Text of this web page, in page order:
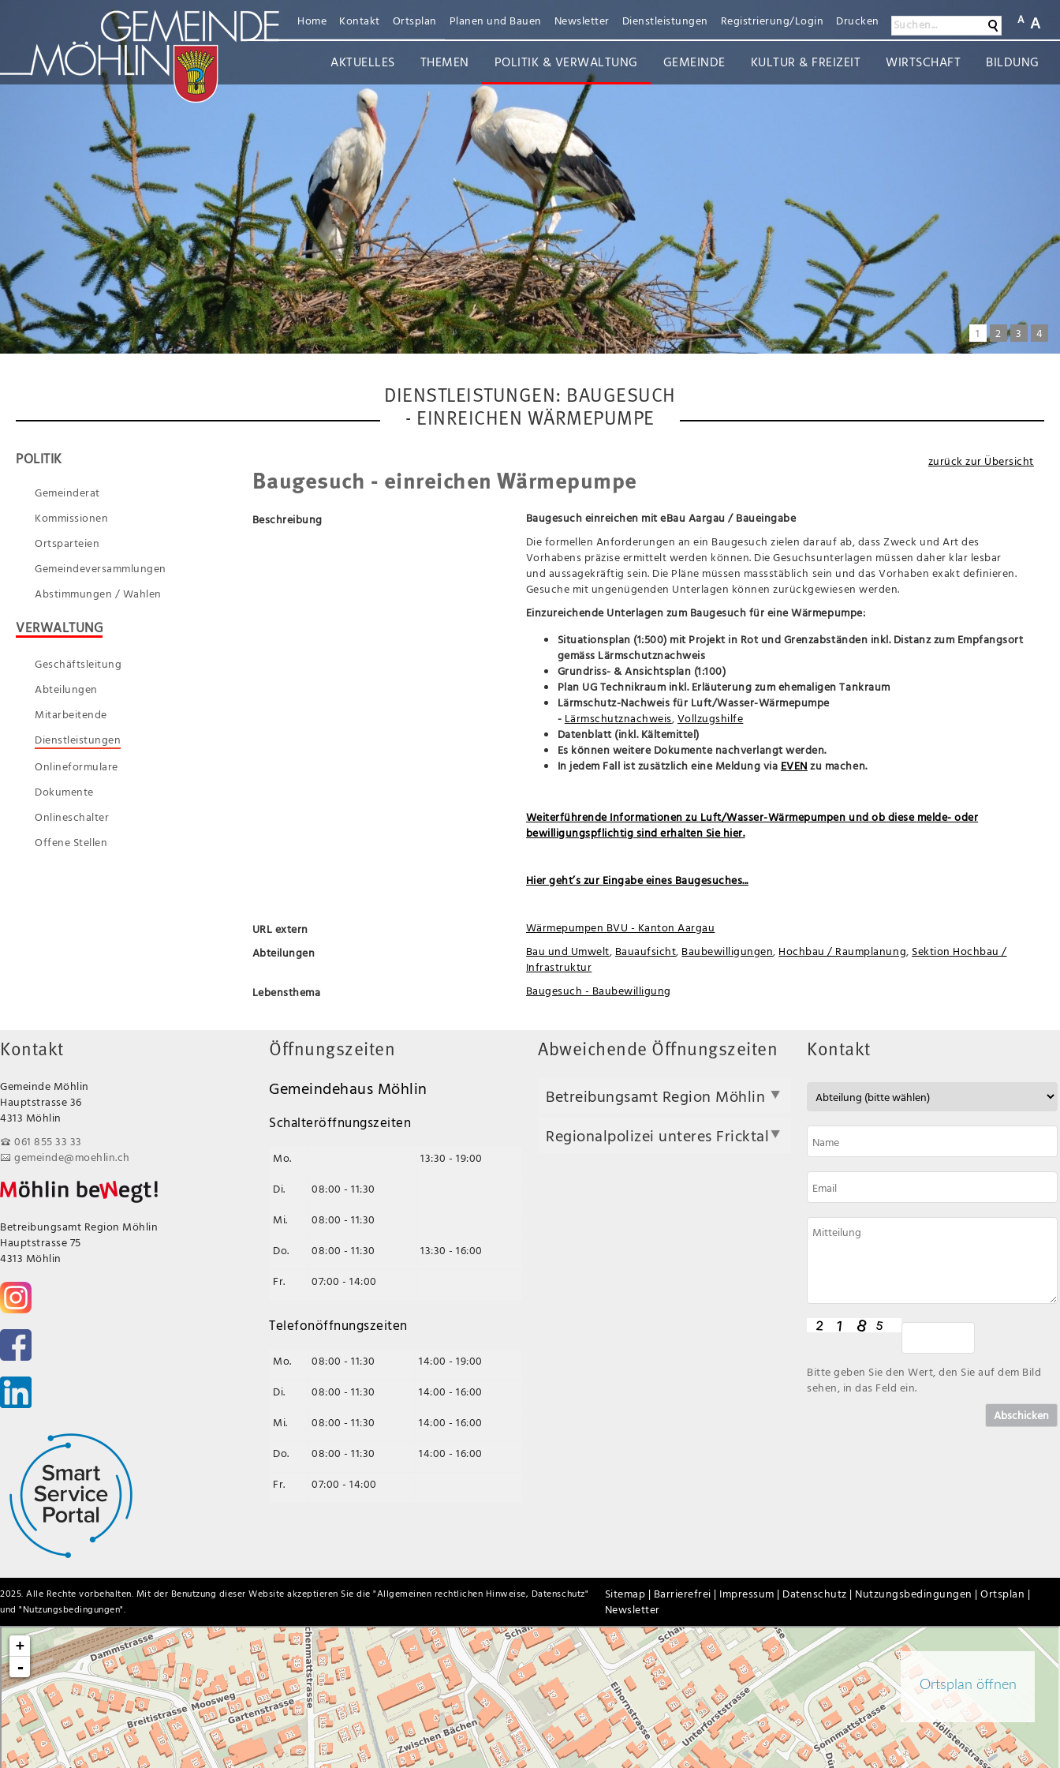
A A
Suchen...
Home Kontakt Ortsplan Planen und Bauen Newsletter Dienstleistungen Registrierung/Login DruckenSuchen
AKTUELLES THEMEN POLITIK & VERWALTUNG GEMEINDE KULTUR & FREIZEIT WIRTSCHAFT BILDUNG
1 2 3 4
DIENSTLEISTUNGEN: BAUGESUCH
- EINREICHEN WÄRMEPUMPE
POLITIK
Gemeinderat
Kommissionen
Ortsparteien
Gemeindeversammlungen
Abstimmungen / Wahlen
VERWALTUNG
Geschäftsleitung
Abteilungen
Mitarbeitende
Dienstleistungen
Onlineformulare
Dokumente
Onlineschalter
Offene Stellen
zurück zur Übersicht
Baugesuch - einreichen Wärmepumpe
Beschreibung
Baugesuch einreichen mit eBau Aargau / Baueingabe
Die formellen Anforderungen an ein Baugesuch zielen darauf ab, dass Zweck und Art des
Vorhabens präzise ermittelt werden können. Die Gesuchsunterlagen müssen daher klar lesbar
und aussagekräftig sein. Die Pläne müssen massstäblich sein und das Vorhaben exakt definieren.
Gesuche mit ungenügenden Unterlagen können zurückgewiesen werden.
Einzureichende Unterlagen zum Baugesuch für eine Wärmepumpe:
Situationsplan (1:500) mit Projekt in Rot und Grenzabständen inkl. Distanz zum Empfangsort
gemäss Lärmschutznachweis
Grundriss- & Ansichtsplan (1:100)
Plan UG Technikraum inkl. Erläuterung zum ehemaligen Tankraum
Lärmschutz-Nachweis für Luft/Wasser-Wärmepumpe
- Lärmschutznachweis,Vollzugshilfe
Datenblatt (inkl. Kältemittel)
Es können weitere Dokumente nachverlangt werden.
In jedem Fall ist zusätzlich eine Meldung via EVENzu machen.
Weiterführende Informationen zu Luft/Wasser-Wärmepumpen und ob diese melde- oder
bewilligungspflichtig sind erhalten Sie hier.
Hier geht’s zur Eingabe eines Baugesuches...
URL extern
Wärmepumpen BVU - Kanton Aargau
Abteilungen
Bau und Umwelt, Bauaufsicht, Baubewilligungen, Hochbau / Raumplanung, Sektion Hochbau /
Infrastruktur
Lebensthema
Baugesuch - Baubewilligung
Kontakt
Gemeinde Möhlin
Hauptstrasse 36
4313 Möhlin
061 855 33 33
gemeinde@moehlin.ch
Betreibungsamt Region Möhlin
Hauptstrasse 75
4313 Möhlin
Öffnungszeiten
Gemeindehaus Möhlin
Schalteröffnungszeiten
Mo.
13:30 - 19:00
Di.
08:00 - 11:30
Mi.
08:00 - 11:30
Do.
08:00 - 11:30
13:30 - 16:00
Fr.
07:00 - 14:00
Telefonöffnungszeiten
Mo. 08:00 - 11:30
14:00 - 19:00
Di.
08:00 - 11:30
14:00 - 16:00
Mi.
08:00 - 11:30
14:00 - 16:00
Do.
08:00 - 11:30
14:00 - 16:00
Fr.
07:00 - 14:00
Abweichende Öffnungszeiten
Betreibungsamt Region Möhlin
Regionalpolizei unteres Fricktal
Kontakt
Bitte geben Sie den Wert, den Sie auf dem Bild
sehen, in das Feld ein.
Abschicken
2025. Alle Rechte vorbehalten. Mit der Benutzung dieser Website akzeptieren Sie die "Allgemeinen rechtlichen Hinweise, Datenschutz"
und "Nutzungsbedingungen".
Sitemap | Barrierefrei | Impressum | Datenschutz | Nutzungsbedingungen |Ortsplan |
Newsletter